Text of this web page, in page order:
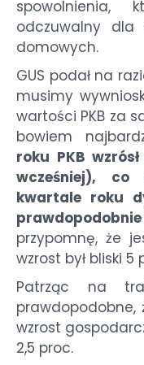
spowolnienia,
odczuwalny
domowych.
GUS podał na
musimy
wartości PKB za
bowiem
roku PKB
wcześniej),
kwartale roku
przypomnę, że
wzrost był bliski 5
Patrząc na
prawdopodobne,
wzrost
2,5 proc.